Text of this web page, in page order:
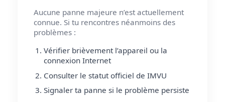
Aucune panne majeure n’est actuellement
connue. Si tu rencontres néanmoins des
problèmes :
Vérifier brièvement l’appareil ou la
connexion Internet
Consulter le statut officiel de IMVU
Signaler ta panne si le problème persiste